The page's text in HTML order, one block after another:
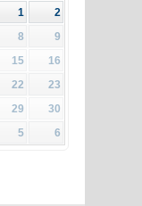
1
2
8
9
15
16
22
23
29
30
5 6